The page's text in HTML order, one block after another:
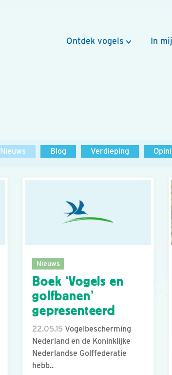
Ontdek vogels In
Nieuws Blog Verdieping
Nieuws
Boek ‘Vogels en
golfbanen’
gepresenteerd
22.05.15 Vogelbescherming
Nederland en de Koninklijke
Nederlandse Golffederatie
hebb..